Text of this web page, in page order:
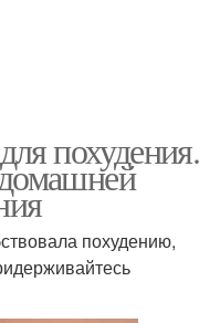
похудения.
похудению,